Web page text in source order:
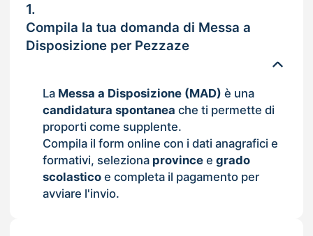
1.
Compila la tua domanda di Messa a
Disposizione per Pezzaze
La Messa a Disposizione (MAD) è una
candidatura spontanea che ti permette di
proporti come supplente.
Compila il form online con i dati anagrafici e
formativi, seleziona provincee grado
scolasticoe completa il pagamento per
avviare l'invio.